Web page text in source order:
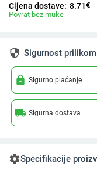
Cijena dostave: 8.71€
Povrat bez muke
security Sigurnost
lock Sigurno plaćanje
local_shipping Sigurna dostava
settingsSpecifikacije